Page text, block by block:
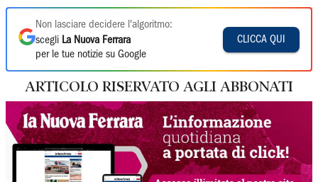
Non lasciare decidere l'algoritmo:
scegli La Nuova Ferrara
per le tue notizie su Google
CLICCA QUI
ARTICOLO RISERVATO AGLI ABBONATI